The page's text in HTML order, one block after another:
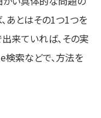
あとはその1つ1つを
来ていれば、その実
索などで、方法を